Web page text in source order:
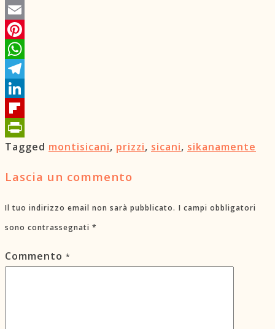
Twitter
Email
Pinterest
WhatsApp
Telegram
LinkedIn
Flipboard
PrintFriendly
Tagged montisicani, prizzi, sicani, sikanamente
Lascia un commento
Il tuo indirizzo email non sarà pubblicato. I campi obbligatori
sono contrassegnati *
Commento *